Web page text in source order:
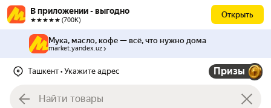
В приложении - выгодно
★★★★★ (700К)
Открыть
Мука, масло, кофе — всё, что нужно дома
market.yandex.uz
Ташкент • Укажите адрес Призы